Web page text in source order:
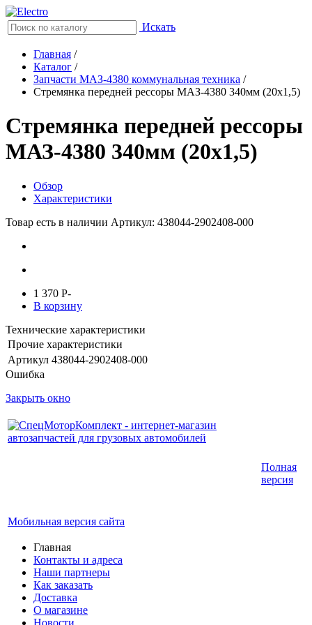
Искать
Главная /
Каталог /
Запчасти МАЗ-4380 коммунальная техника /
Стремянка передней рессоры МАЗ-4380 340мм (20х1,5)
Стремянка передней рессоры
МАЗ-4380 340мм (20х1,5)
Обзор
Характеристики
Товар есть в наличии Артикул: 438044-2902408-000
1 370 P-
В корзину
Технические характеристики
Прочие характеристики
Артикул 438044-2902408-000
Ошибка
Закрыть окно
Мобильная версия сайта
Полная
версия
Главная
Контакты и адреса
Наши партнеры
Как заказать
Доставка
О магазине
Новости